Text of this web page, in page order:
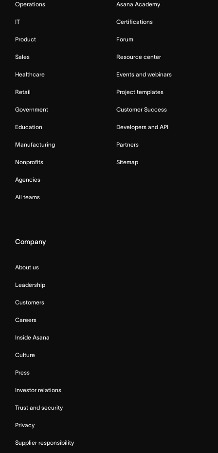
Operations
IT
Product
Sales
Healthcare
Retail
Government
Education
Manufacturing
Nonprofits
Agencies
All teams
Asana Academy
Certifications
Forum
Resource center
Events and webinars
Project templates
Customer Success
Developers and API
Partners
Sitemap
Company
About us
Leadership
Customers
Careers
Inside Asana
Culture
Press
Investor relations
Trust and security
Privacy
Supplier responsibility